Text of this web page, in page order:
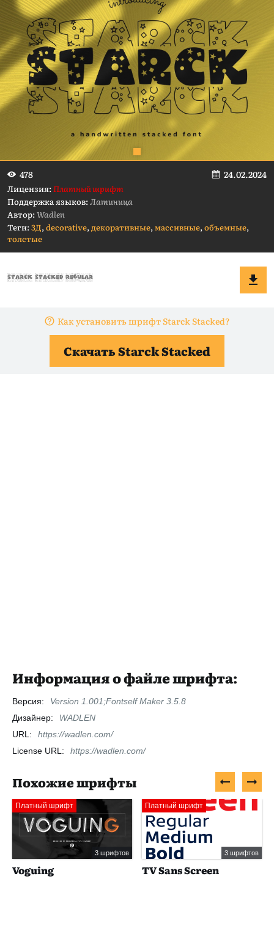
478 24.02.2024
Лицензия: Платный шрифт
Поддержка языков:Латиница
Автор:Wadlen
Теги:3Д, decorative, декоративные, массивные, объемные,
толстые
Как установить шрифт Starck Stacked?
Скачать Starck Stacked
Информация о файле шрифта:
Версия:
Version 1.001;Fontself Maker 3.5.8
Дизайнер:
WADLEN
URL:
https://wadlen.com/
License URL:
https://wadlen.com/
Похожие шрифты
Платный шрифт
3 шрифтов
Voguing
Платный шрифт
3 шрифтов
TV Sans Screen